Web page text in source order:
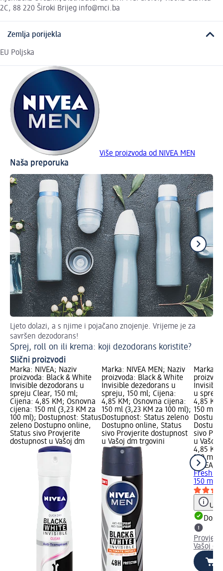
2C, 88 220 Široki Brijeg info@mci.ba
Zemlja porijekla
EU Poljska
Više proizvoda od NIVEA MEN
Naša preporuka
Ljeto dolazi, a s njime i pojačano znojenje. Vrijeme je za
savršen dezodorans!
Sprej, roll on ili krema: koji dezodorans koristite?
Slični proizvodi
Marka: NIVEA; Naziv
proizvoda: Black & White
Invisible dezodorans u
spreju Clear, 150 ml;
Cijena: 4,85 KM; Osnovna
cijena: 150 ml (3,23 KM za
100 ml); Dostupnost: Status
zeleno Dostupno online,
Status sivo Provjerite
dostupnost u Vašoj dm
Marka: NIVEA MEN; Naziv
proizvoda: Black & White
Invisible dezedorans u
spreju, 150 ml; Cijena:
4,85 KM; Osnovna cijena:
150 ml (3,23 KM za 100 ml);
Dostupnost: Status zeleno
Dostupno online, Status
sivo Provjerite dostupnost
u Vašoj dm trgovini
Marka:
Invisible
u
4,85
150 ml
sivo
u Vašoj
4,85 KM
150 ml
NIVEA
Fresh
150 ml
Vašoj